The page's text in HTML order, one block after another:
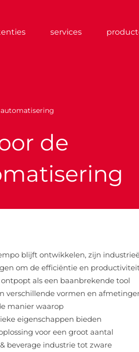
services
de
blijft ontwikkelen, zijn
om de efficiëntie en
als een baanbrekende tool
verschillende vormen en
manier waarop
eigenschappen bieden
voor een groot aantal
beverage industrie tot zware